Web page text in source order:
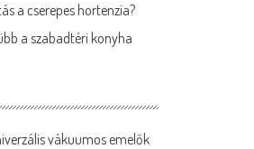
a cserepes hortenzia?
a szabadtéri konyha
vákuumos emelők